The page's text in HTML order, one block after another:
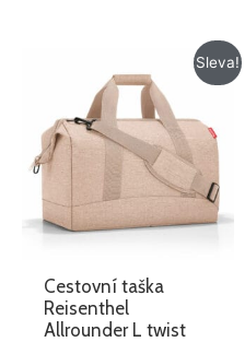
Sleva!
Cestovní taška
Reisenthel
Allrounder L twist
cena
byla:
1
385 Kč.
Aktuální
cena
1
108 Kč.